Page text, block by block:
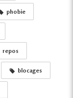
phobie
repos
blocages